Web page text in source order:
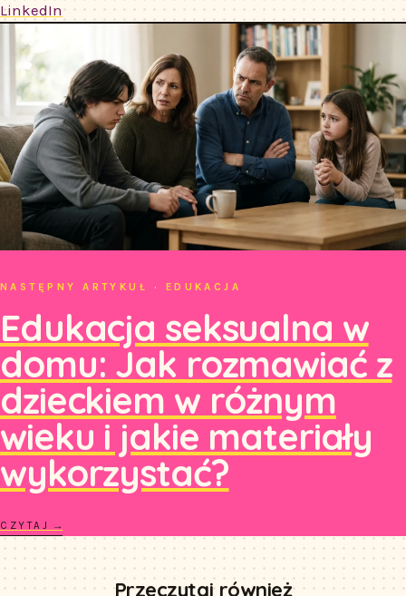
LinkedIn
NASTĘPNY ARTYKUŁ · EDUKACJA
Edukacja seksualna w
domu: Jak rozmawiać z
dzieckiem w różnym
wieku i jakie materiały
wykorzystać?
CZYTAJ →
Przeczytaj również